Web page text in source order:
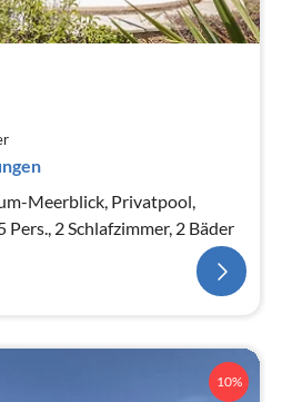
Meerblick, Privatpool,
Sauna, WIFI, Garten, 4-5 Pers., 2 Schlafzimmer, 2 Bäder
10%